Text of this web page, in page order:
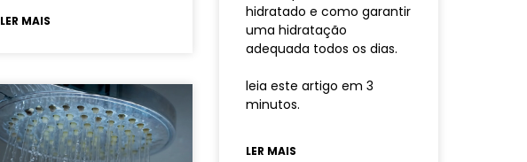
LER MAIS
hidratado e como garantir
uma hidratação
adequada todos os dias.
leia este artigo em 3
minutos.
LER MAIS